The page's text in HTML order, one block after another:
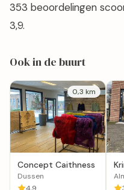
353 beoordelingen
3,9.
Ook in de buurt
0,3 km
Concept Caithness
Dussen
4,9